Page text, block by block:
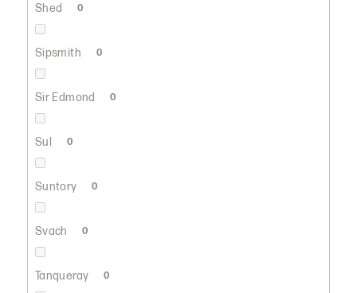
Shed 0
Sipsmith 0
Sir Edmond 0
Sul 0
Suntory 0
Svach 0
Tanqueray 0